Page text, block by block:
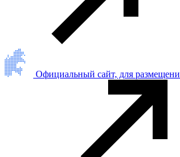
Официальный сайт, для